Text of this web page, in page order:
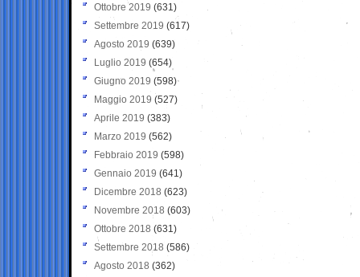
Ottobre 2019 (631)
Settembre 2019 (617)
Agosto 2019 (639)
Luglio 2019 (654)
Giugno 2019 (598)
Maggio 2019 (527)
Aprile 2019 (383)
Marzo 2019 (562)
Febbraio 2019 (598)
Gennaio 2019 (641)
Dicembre 2018 (623)
Novembre 2018 (603)
Ottobre 2018 (631)
Settembre 2018 (586)
Agosto 2018 (362)